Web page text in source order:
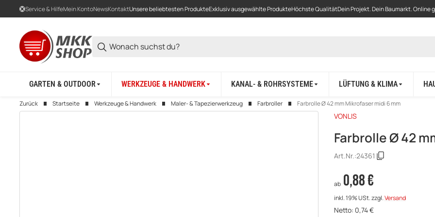
Service & HilfeMein KontoNewsKontaktUnsere beliebtesten ProdukteExklusiv ausgewählte ProdukteHöchste QualitätDein Projekt. Dein Baumarkt. Online
GARTEN & OUTDOOR WERKZEUGE & HANDWERK KANAL- & ROHRSYSTEME LÜFTUNG & KLIMA
Zurück Startseite Werkzeuge & Handwerk Maler- & Tapezierwerkzeug Farbroller Farbrolle Ø 42 mm Mikrofaser midi 6 mm
VONLIS
Farbrolle Ø 42
Art.Nr.:24361
ab 0,88 €
inkl. 19% USt.zzgl.Versand
Netto: 0,74€